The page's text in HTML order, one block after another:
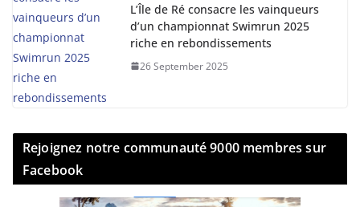
L’Île de Ré consacre les vainqueurs
d’un championnat Swimrun 2025
riche en rebondissements
26 September 2025
Rejoignez notre communauté 9000 membres sur
Facebook